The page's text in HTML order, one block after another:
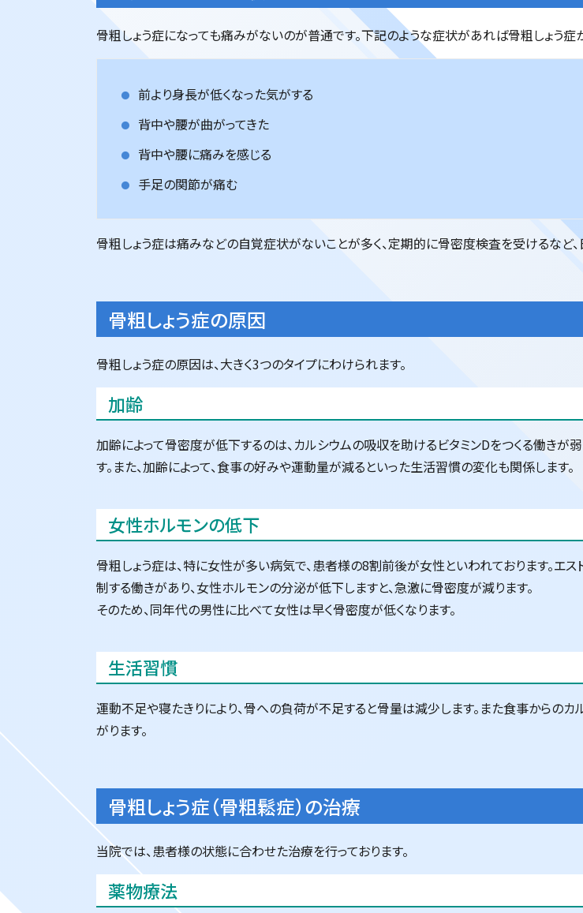
骨粗しょう症になっても痛みがないのが普通です。下記のような症状があれば骨粗しょう症
前より身長が低くなった気がする
背中や腰が曲がってきた
背中や腰に痛みを感じる
手足の関節が痛む
骨粗しょう症は痛みなどの自覚症状がないことが多く、定期的に骨密度検査を受けるなど、
骨粗しょう症の原因
骨粗しょう症の原因は、大きく3つのタイプにわけられます。
加齢
加齢によって骨密度が低下するのは、カルシウムの吸収を助けるビタミンDをつくる働きが
す。また、加齢によって、食事の好みや運動量が減るといった生活習慣の変化も関係します。
女性ホルモンの低下
骨粗しょう症は、特に女性が多い病気で、患者様の8割前後が女性といわれております。エ
制する働きがあり、女性ホルモンの分泌が低下しますと、急激に骨密度が減ります。
そのため、同年代の男性に比べて女性は早く骨密度が低くなります。
生活習慣
運動不足や寝たきりにより、骨への負荷が不足すると骨量は減少します。また食事からのカ
がります。
骨粗しょう症（骨粗鬆症）の治療
当院では、患者様の状態に合わせた治療を行っております。
薬物療法